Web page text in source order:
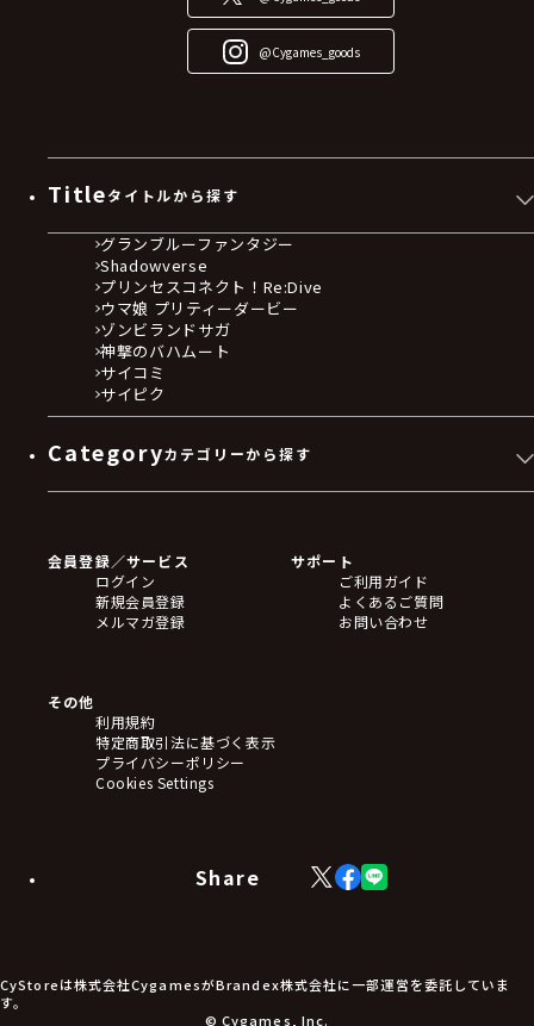
@Cygames_goods
Titleタイトルから探す
グランブルーファンタジー
Shadowverse
プリンセスコネクト！Re:Dive
ウマ娘 プリティーダービー
ゾンビランドサガ
神撃のバハムート
サイコミ
サイピク
Categoryカテゴリーから探す
フィギュア
アクリルスタンド
バッジ
キーホルダー・ストラップ
ステッカー・シール・カード
タペストリー・ポスター
アームサポーター
ブレードホルダー
食品・飲料品
アパレル小物
アクセサリー
会員登録／サービス
ログイン
新規会員登録
メルマガ登録
サポート
ご利用ガイド
よくあるご質問
お問い合わせ
その他
利用規約
特定商取引法に基づく表示
プライバシーポリシー
Cookies Settings
Share
X
(Twitter)
Facebook
LINE
CyStoreは株式会社CygamesがBrandex株式会社に一部運営を委託していま
す。
© Cygames, Inc.